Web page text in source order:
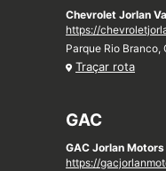
Chevrolet Jorlan
https://
Parque Rio
Traçar rota
GAC
GAC Jorlan
https://